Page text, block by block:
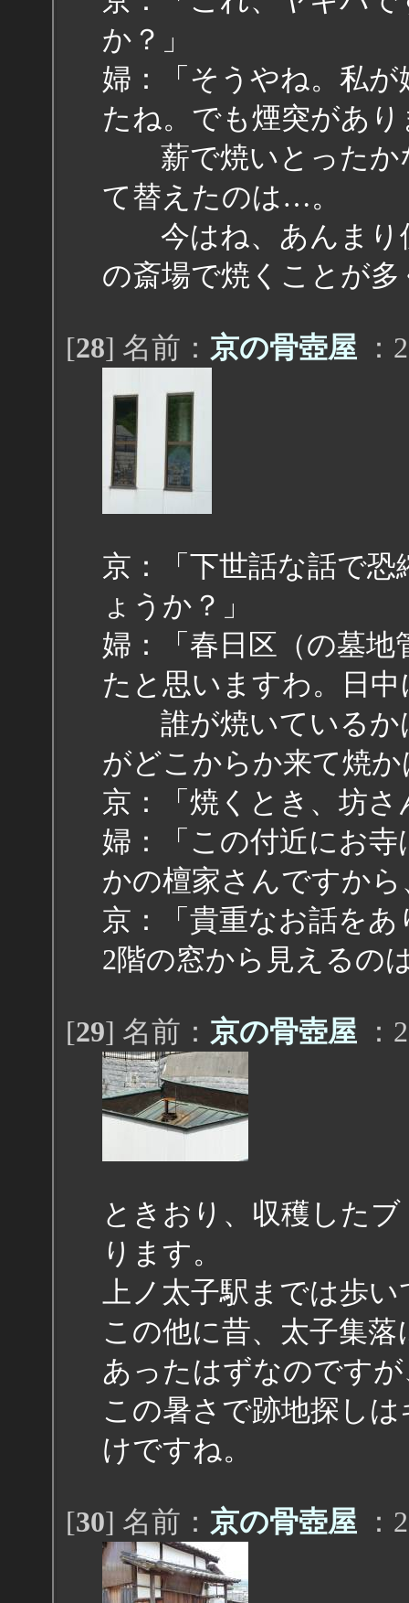
か？」
婦：「そうやね。私
たね。でも煙突があ
薪で焼いとったか
て替えたのは…。
今はね、あんまり
の斎場で焼くことが
[28] 名前： 京の骨壺屋 ：
京：「下世話な話で
ょうか？」
婦：「春日区（の墓
たと思いますわ。日
誰が焼いているか
がどこからか来て焼
京：「焼くとき、坊
婦：「この付近にお
かの檀家さんですか
京：「貴重なお話を
2階の窓から見えるの
[29] 名前： 京の骨壺屋 ：
ときおり、収穫した
ります。
上ノ太子駅までは歩
この他に昔、太子集
あったはずなのですが
この暑さで跡地探し
けですね。
[30] 名前： 京の骨壺屋 ：